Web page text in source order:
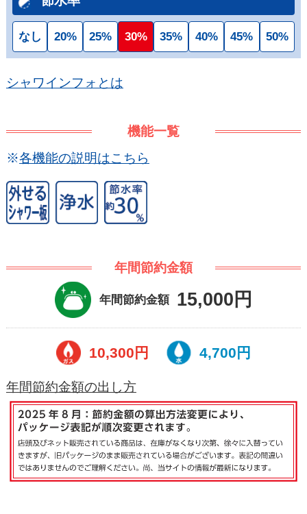
なし 20% 25% 30% 35% 40% 45% 50%
シャワインフォとは
機能一覧
※各機能の説明はこちら
年間節約金額
年間節約金額 15,000円
10,300円 4,700円
年間節約金額の出し方